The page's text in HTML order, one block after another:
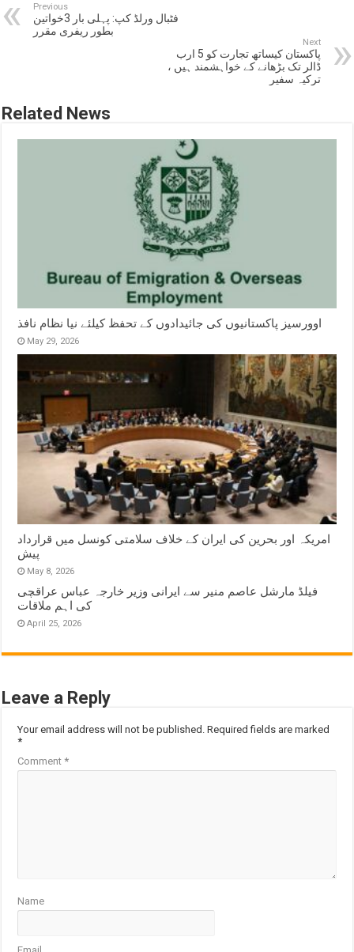
Previous
فٹبال ورلڈ کپ: پہلی بار 3خواتین
بطور ریفری مقرر
Next
پاکستان کیساتھ تجارت کو 5 ارب
ڈالر تک بڑھانے کے خواہشمند ہیں ،
ترکیہ سفیر
Related News
اوورسیز پاکستانیوں کی جائیدادوں کے تحفظ کیلئے نیا نظام نافذ
May 29, 2026
امریکہ اور بحرین کی ایران کے خلاف سلامتی کونسل میں قرارداد
پیش
May 8, 2026
فیلڈ مارشل عاصم منیر سے ایرانی وزیر خارجہ عباس عراقچی
کی اہم ملاقات
April 25, 2026
Leave a Reply
Your email address will not be published. Required fields are marked
*
Comment*
Name